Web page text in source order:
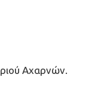
Αχαρνών.